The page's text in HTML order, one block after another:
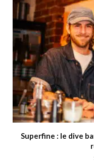
Superfine : le dive